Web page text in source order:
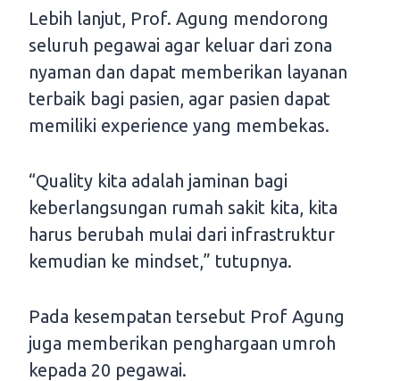
Lebih lanjut, Prof. Agung mendorong
seluruh pegawai agar keluar dari zona
nyaman dan dapat memberikan layanan
terbaik bagi pasien, agar pasien dapat
memiliki experience yang membekas.
“Quality kita adalah jaminan bagi
keberlangsungan rumah sakit kita, kita
harus berubah mulai dari infrastruktur
kemudian ke mindset,” tutupnya.
Pada kesempatan tersebut Prof Agung
juga memberikan penghargaan umroh
kepada 20 pegawai.